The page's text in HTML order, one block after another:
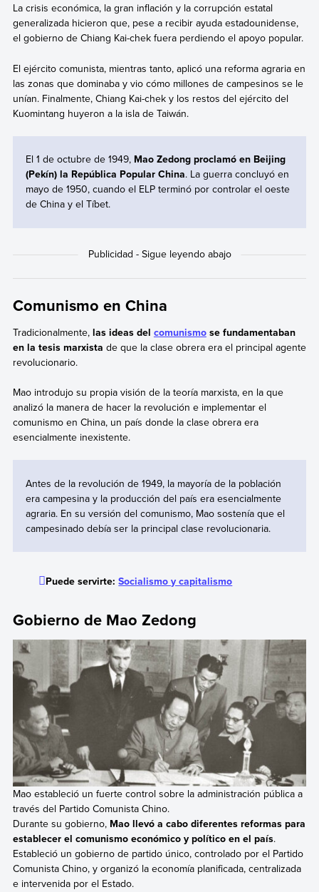
La crisis económica, la gran inflación y la corrupción estatal
generalizada hicieron que, pese a recibir ayuda estadounidense,
el gobierno de Chiang Kai-chek fuera perdiendo el apoyo popular.
El ejército comunista, mientras tanto, aplicó una reforma agraria en
las zonas que dominaba y vio cómo millones de campesinos se le
unían. Finalmente, Chiang Kai-chek y los restos del ejército del
Kuomintang huyeron a la isla de Taiwán.
El 1 de octubre de 1949, Mao Zedong proclamó en Beijing
(Pekín) la República Popular China. La guerra concluyó en
mayo de 1950, cuando el ELP terminó por controlar el oeste
de China y el Tíbet.
Comunismo en China
Tradicionalmente,las ideas del comunismose fundamentaban
en la tesis marxista de que la clase obrera era el principal agente
revolucionario.
Mao introdujo su propia visión de la teoría marxista, en la que
analizó la manera de hacer la revolución e implementar el
comunismo en China, un país donde la clase obrera era
esencialmente inexistente.
Antes de la revolución de 1949, la mayoría de la población
era campesina y la producción del país era esencialmente
agraria. En su versión del comunismo, Mao sostenía que el
campesinado debía ser la principal clase revolucionaria.
Puede servirte:Socialismo y capitalismo
Gobierno de Mao Zedong
Mao estableció un fuerte control sobre la administración pública a
través del Partido Comunista Chino.
Durante su gobierno, Mao llevó a cabo diferentes reformas para
establecer el comunismo económico y político en el país.
Estableció un gobierno de partido único, controlado por el Partido
Comunista Chino, y organizó la economía planificada, centralizada
e intervenida por el Estado.